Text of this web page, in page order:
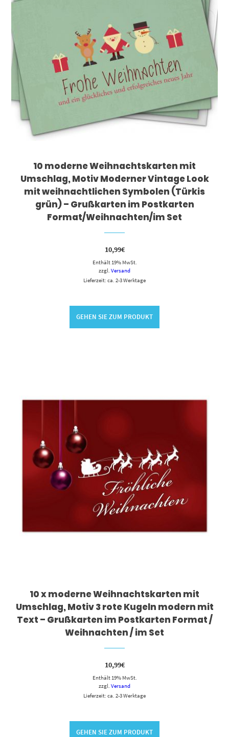
10 moderne Weihnachtskarten mit
Umschlag, Motiv Moderner Vintage Look
mit weihnachtlichen Symbolen (Türkis
grün) – Grußkarten im Postkarten
Format/Weihnachten/im Set
10,99€
Enthält 19% MwSt.
zzgl. Versand
Lieferzeit: ca. 2-3 Werktage
GEHEN SIE ZUM PRODUKT
10 x moderne Weihnachtskarten mit
Umschlag, Motiv 3 rote Kugeln modern mit
Text – Grußkarten im Postkarten Format /
Weihnachten / im Set
10,99€
Enthält 19% MwSt.
zzgl. Versand
Lieferzeit: ca. 2-3 Werktage
GEHEN SIE ZUM PRODUKT